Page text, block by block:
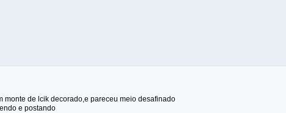
monte de lcik decorado,e pareceu meio desafinado
e postando